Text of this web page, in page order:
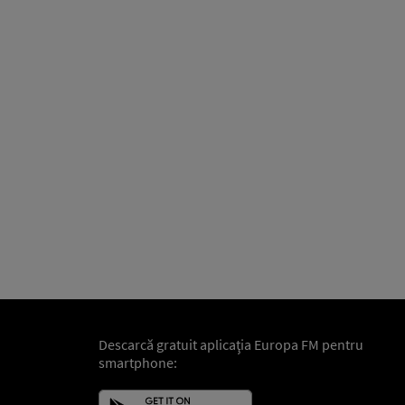
Descarcă gratuit aplicaţia Europa FM pentru
smartphone: